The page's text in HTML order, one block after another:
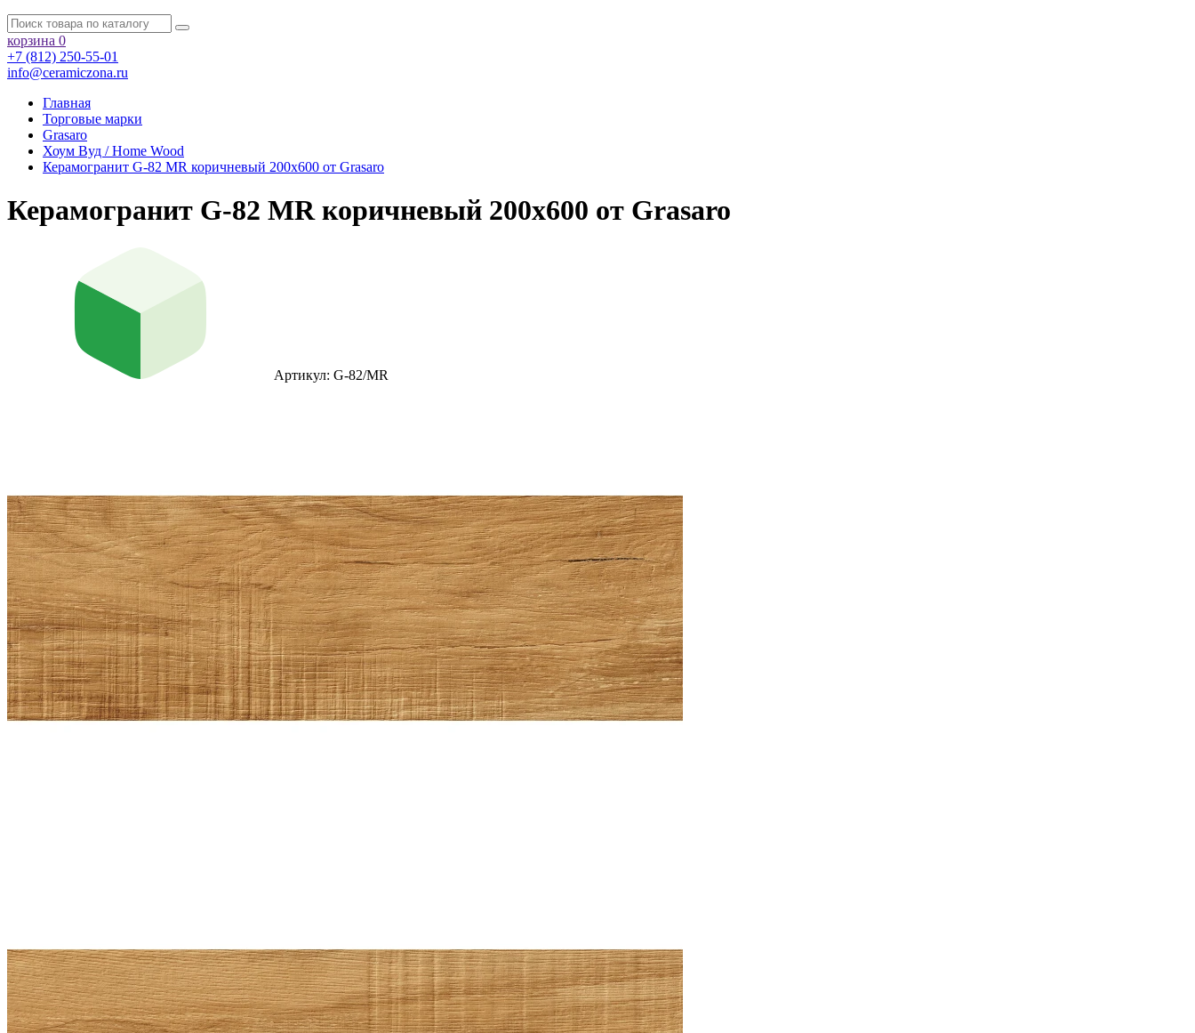
корзина 0
+7 (812) 250-55-01
info@ceramiczona.ru
Главная
Торговые марки
Grasaro
Хоум Вуд / Home Wood
Керамогранит G-82 MR коричневый 200х600 от Grasaro
Керамогранит G-82 MR коричневый 200х600 от Grasaro
Артикул: G-82/MR